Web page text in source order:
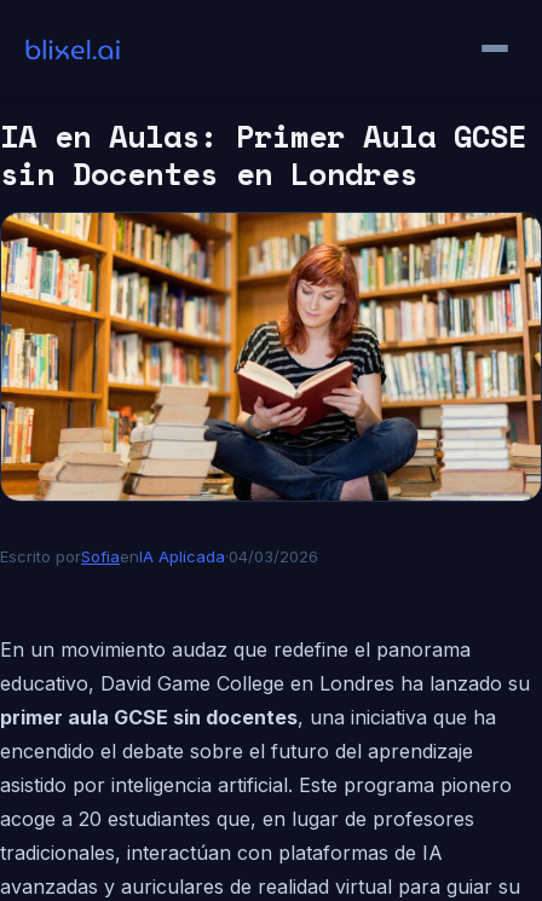
contenido
IA en Aulas: Primer Aula GCSE
sin Docentes en Londres
Escrito porSofiaenIA Aplicada·04/03/2026
En un movimiento audaz que redefine el panorama
educativo, David Game College en Londres ha lanzado su
primer aula GCSE sin docentes, una iniciativa que ha
encendido el debate sobre el futuro del aprendizaje
asistido por inteligencia artificial. Este programa pionero
acoge a 20 estudiantes que, en lugar de profesores
tradicionales, interactúan con plataformas de IA
avanzadas y auriculares de realidad virtual para guiar su